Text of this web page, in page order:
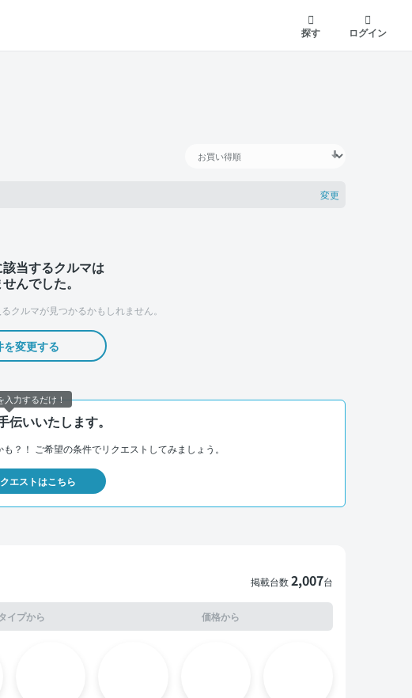
探す
ログイン
変更
当するクルマは
んでした。
クルマが見つかるかもしれません。
を変更する
伝いいたします。
？！ ご希望の条件でリクエストしてみましょう。
エストはこちら
掲載台数2,007台
イプから 価格から
入力するだけ！